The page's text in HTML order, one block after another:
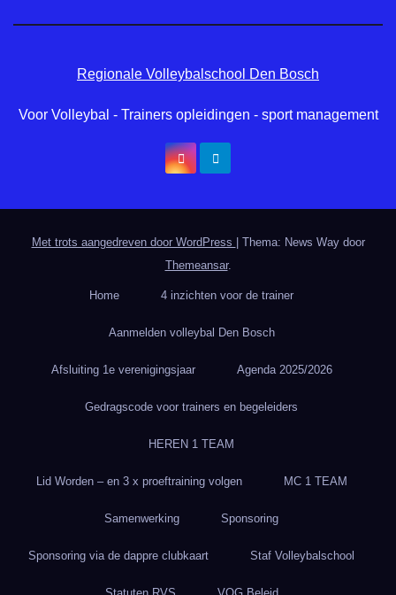
Regionale Volleybalschool Den Bosch
Voor Volleybal - Trainers opleidingen - sport management
Met trots aangedreven door WordPress
Thema: News Way door
Themeansar.
Home 4 inzichten voor de trainer
Aanmelden volleybal Den Bosch
Afsluiting 1e verenigingsjaar Agenda 2025/2026
Gedragscode voor trainers en begeleiders
HEREN 1 TEAM
Lid Worden – en 3 x proeftraining volgen MC 1 TEAM
Samenwerking Sponsoring
Sponsoring via de dappre clubkaart Staf Volleybalschool